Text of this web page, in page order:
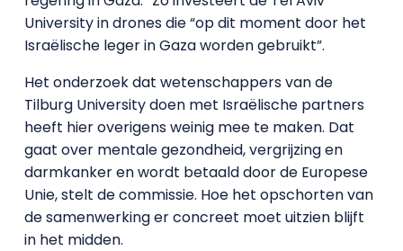
University in drones die “op dit moment door het
Israëlische leger in Gaza worden gebruikt”.
Het onderzoek dat wetenschappers van de
Tilburg University doen met Israëlische partners
heeft hier overigens weinig mee te maken. Dat
gaat over mentale gezondheid, vergrijzing en
darmkanker en wordt betaald door de Europese
Unie, stelt de commissie. Hoe het opschorten van
de samenwerking er concreet moet uitzien blijft
in het midden.